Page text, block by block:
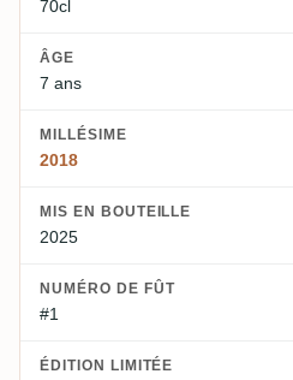
70cl
ÂGE
7 ans
MILLÉSIME
2018
MIS EN BOUTEILLE
2025
NUMÉRO DE FÛT
#1
ÉDITION LIMITÉE